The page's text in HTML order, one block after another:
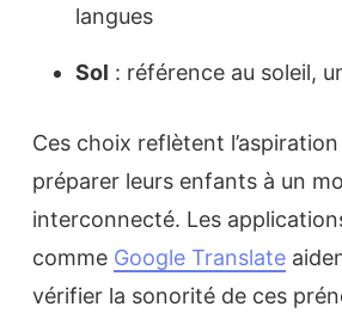
langues
Sol : référence au soleil,
Ces choix reflètent
préparer leurs enfants à un
interconnecté. Les
comme Google Translate
vérifier la sonorité de ces